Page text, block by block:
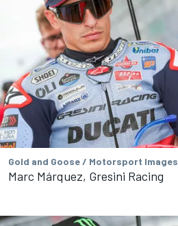
Gold and Goose / Motorsport Images
Marc Márquez, Gresini Racing